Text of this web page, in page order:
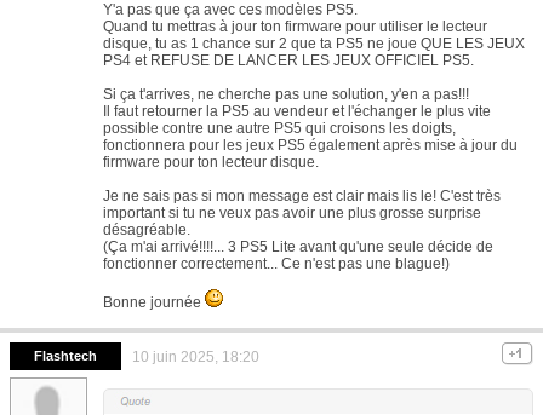
Y'a pas que ça avec ces modèles PS5.
Quand tu mettras à jour ton firmware pour utiliser le lecteur
disque, tu as 1 chance sur 2 que ta PS5 ne joue QUE LES JEUX
PS4 et REFUSE DE LANCER LES JEUX OFFICIEL PS5.
Si ça t'arrives, ne cherche pas une solution, y'en a pas!!!
Il faut retourner la PS5 au vendeur et l'échanger le plus vite
possible contre une autre PS5 qui croisons les doigts,
fonctionnera pour les jeux PS5 également après mise à jour du
firmware pour ton lecteur disque.
Je ne sais pas si mon message est clair mais lis le! C'est très
important si tu ne veux pas avoir une plus grosse surprise
désagréable.
(Ça m'ai arrivé!!!!... 3 PS5 Lite avant qu'une seule décide de
fonctionner correctement... Ce n'est pas une blague!)
Bonne journée
Flashtech 10 juin 2025, 18:20